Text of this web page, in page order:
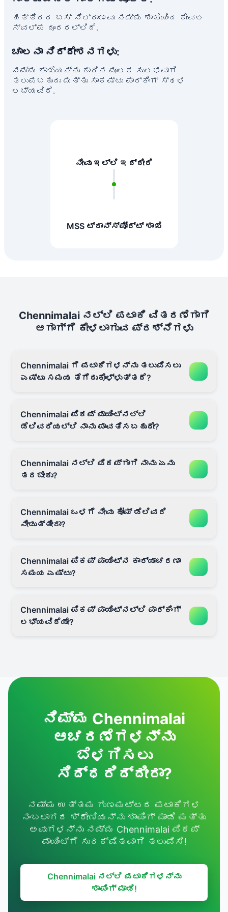
ಹತ್ತಿರದ ಬಸ್ ನಿಲ್ದಾಣವು ನಮ್ಮ ಶಾಖೆಯಿಂದ ಕೇವಲ
ಸ್ವಲ್ಪ ದೂರದಲ್ಲಿದೆ.
ಚಾಲನಾ ನಿರ್ದೇಶನಗಳು:
ನಮ್ಮ ಶಾಖೆಯನ್ನು ಕಾರಿನ ಮೂಲಕ ಸುಲಭವಾಗಿ
ತಲುಪಬಹುದು ಮತ್ತು ಸಾಕಷ್ಟು ಪಾರ್ಕಿಂಗ್ ಸ್ಥಳ
ಲಭ್ಯವಿದೆ.
ನೀವು ಇಲ್ಲಿ ಇದ್ದೀರಿ
MSS ಟ್ರಾನ್ಸ್‌ಪೋರ್ಟ್ ಶಾಖೆ
Chennimalai ನಲ್ಲಿ ಪಟಾಕಿ ವಿತರಣೆಗಾಗಿ
ಆಗಾಗ್ಗೆ ಕೇಳಲಾಗುವ ಪ್ರಶ್ನೆಗಳು
Chennimalai ಗೆ ಪಟಾಕಿಗಳನ್ನು ತಲುಪಿಸಲು
ಎಷ್ಟು ಸಮಯ ತೆಗೆದುಕೊಳ್ಳುತ್ತದೆ?
Chennimalai ಪಿಕಪ್ ಪಾಯಿಂಟ್‌ನಲ್ಲಿ
ಡೆಲಿವರಿಯಲ್ಲಿ ನಾನು ಪಾವತಿಸಬಹುದೇ?
Chennimalai ನಲ್ಲಿ ಪಿಕಪ್‌ಗಾಗಿ ನಾನು ಏನು
ತರಬೇಕು?
Chennimalai ಒಳಗೆ ನೀವು ಹೋಮ್ ಡೆಲಿವರಿ
ನೀಡುತ್ತೀರಾ?
Chennimalai ಪಿಕಪ್ ಪಾಯಿಂಟ್‌ನ ಕಾರ್ಯಾಚರಣಾ
ಸಮಯ ಎಷ್ಟು?
Chennimalai ಪಿಕಪ್ ಪಾಯಿಂಟ್‌ನಲ್ಲಿ ಪಾರ್ಕಿಂಗ್
ಲಭ್ಯವಿದೆಯೇ?
ನಿಮ್ಮ Chennimalai
ಆಚರಣೆಗಳನ್ನು
ಬೆಳಗಿಸಲು
ಸಿದ್ಧರಿದ್ದೀರಾ?
ನಮ್ಮ ಉತ್ತಮ ಗುಣಮಟ್ಟದ ಪಟಾಕಿಗಳ
ನಂಬಲಾಗದ ಶ್ರೇಣಿಯನ್ನು ಶಾಪಿಂಗ್ ಮಾಡಿ ಮತ್ತು
ಅವುಗಳನ್ನು ನಮ್ಮ Chennimalai ಪಿಕಪ್
ಪಾಯಿಂಟ್‌ಗೆ ಸುರಕ್ಷಿತವಾಗಿ ತಲುಪಿಸಿ!
Chennimalai ನಲ್ಲಿ ಪಟಾಕಿಗಳನ್ನು
ಶಾಪಿಂಗ್ ಮಾಡಿ!